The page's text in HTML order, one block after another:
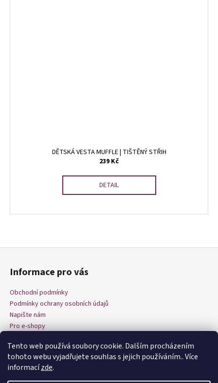
Tento web používá soubory cookie. Dalším procházením
tohoto webu vyjadřujete souhlas s jejich používáním.. Více
informacízde.
DĚTSKÁ VESTA MUFFLE | TIŠTĚNÝ STŘIH
239 Kč
DETAIL
v
p
r
v
k
v
Z
Informace pro vás
Obchodní podmínky
Podmínky ochrany osobních údajů
Napište nám
Pro e-shopy